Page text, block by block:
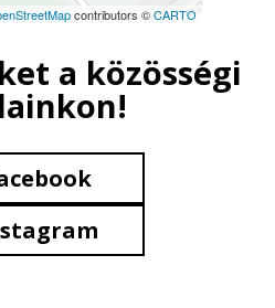
contributors ©CARTO
a közösségi